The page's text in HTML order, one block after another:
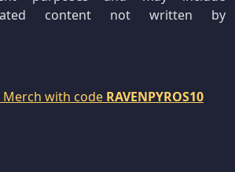
content not written by
Merch with code RAVENPYROS10